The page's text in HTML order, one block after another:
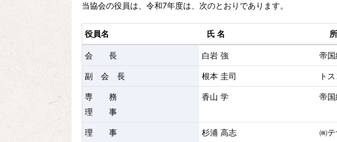
当協会の役員は、令和7年度は、次のとおりであります。
役員名 氏 名
役員名
氏 名 所属
会 長 白岩 強 帝
副 会 長 根本 圭司 ト
専 務
理 事
香山 学 帝
理 事 杉浦 高志 ㈱